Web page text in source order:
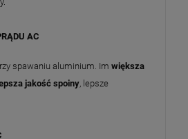
AC
spawaniu aluminium. Im większa
jakość spoiny , lepsze